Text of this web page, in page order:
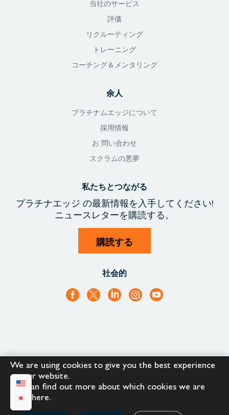
当社のサービス
評価
リクルーティング
トレーニング
コーチング＆メンタリング
余人
プラチナムエッジについて
採用情報
お 問い合わせ
スクラムの悪夢
私たちとつながる
プラチナエッジ の最新情報を入手してください!
ニュースレターを購読する。
購読する
社会的
+1.866.652.9866 +1.866.682.2715
Copyright © 2023 |
We are using cookies to give you the best experience
on our website.
You can find out more about which cookies we are
using here.